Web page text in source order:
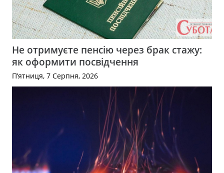
Не отримуєте пенсію через брак стажу:
як оформити посвідчення
П’ятниця, 7 Серпня, 2026